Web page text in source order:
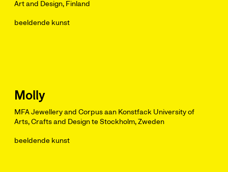
Art and Design, Finland
beeldende kunst
Molly
MFA Jewellery and Corpus aan Konstfack University of
Arts, Crafts and Design te Stockholm, Zweden
beeldende kunst